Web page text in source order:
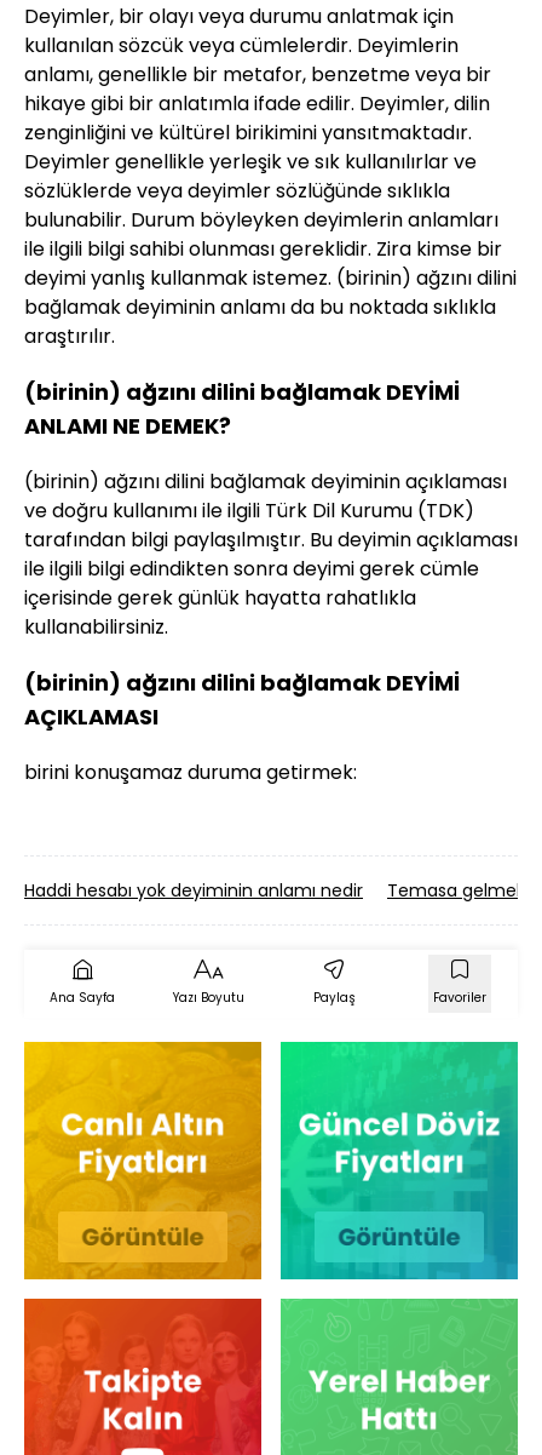
Deyimler, bir olayı veya durumu anlatmak için
kullanılan sözcük veya cümlelerdir. Deyimlerin
anlamı, genellikle bir metafor, benzetme veya bir
hikaye gibi bir anlatımla ifade edilir. Deyimler, dilin
zenginliğini ve kültürel birikimini yansıtmaktadır.
Deyimler genellikle yerleşik ve sık kullanılırlar ve
sözlüklerde veya deyimler sözlüğünde sıklıkla
bulunabilir. Durum böyleyken deyimlerin anlamları
ile ilgili bilgi sahibi olunması gereklidir. Zira kimse bir
deyimi yanlış kullanmak istemez. (birinin) ağzını dilini
bağlamak deyiminin anlamı da bu noktada sıklıkla
araştırılır.
(birinin) ağzını dilini bağlamak DEYİMİ
ANLAMI NE DEMEK?
(birinin) ağzını dilini bağlamak deyiminin açıklaması
ve doğru kullanımı ile ilgili Türk Dil Kurumu (TDK)
tarafından bilgi paylaşılmıştır. Bu deyimin açıklaması
ile ilgili bilgi edindikten sonra deyimi gerek cümle
içerisinde gerek günlük hayatta rahatlıkla
kullanabilirsiniz.
(birinin) ağzını dilini bağlamak DEYİMİ
AÇIKLAMASI
birini konuşamaz duruma getirmek:
Haddi hesabı yok deyiminin anlamı nedir Temasa gelmek
Ana Sayfa Yazı Boyutu Paylaş Favoriler